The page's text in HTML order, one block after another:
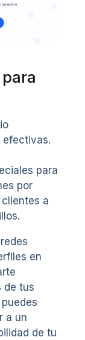
efectivas.
para
por
a
en
de tus
a un
de tu